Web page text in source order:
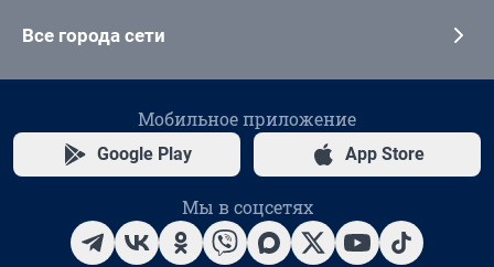
Все города сети
Мобильное приложение
Google Play App Store
Мы в соцсетях